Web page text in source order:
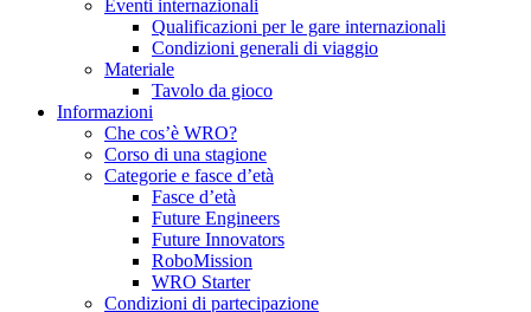
Eventi internazionali
Qualificazioni per le gare internazionali
Condizioni generali di viaggio
Materiale
Tavolo da gioco
Informazioni
Che cos’è WRO?
Corso di una stagione
Categorie e fasce d’età
Fasce d’età
Future Engineers
Future Innovators
RoboMission
WRO Starter
Condizioni di partecipazione